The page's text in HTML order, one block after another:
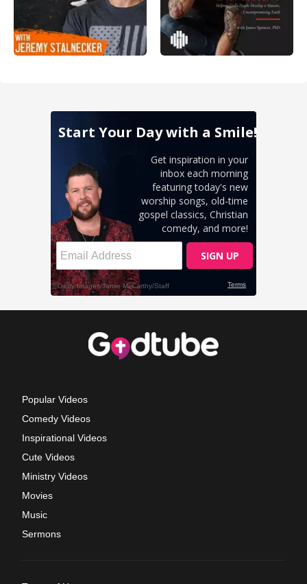
Popular Videos
Comedy Videos
Inspirational Videos
Cute Videos
Ministry Videos
Movies
Music
Sermons